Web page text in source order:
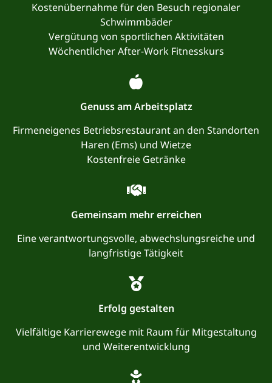
Kostenübernahme für den Besuch regionaler
Schwimmbäder
Vergütung von sportlichen Aktivitäten
Wöchentlicher After-Work Fitnesskurs
Genuss am Arbeitsplatz
Firmeneigenes Betriebsrestaurant an den Standorten
Haren (Ems) und Wietze
Kostenfreie Getränke
Gemeinsam mehr erreichen
Eine verantwortungsvolle, abwechslungsreiche und
langfristige Tätigkeit
Erfolg gestalten
Vielfältige Karrierewege mit Raum für Mitgestaltung
und Weiterentwicklung